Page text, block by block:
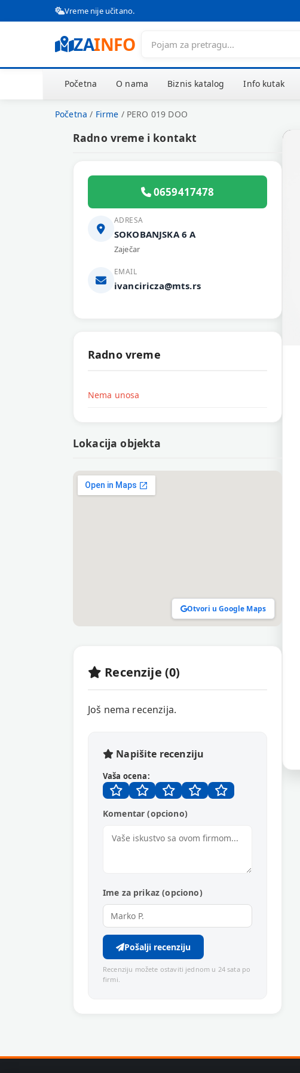
Vreme nije učitano.
ZAINFO
Početna O nama Biznis katalog Info kutak
Početna / Firme / PERO 019 DOO
Radno vreme i kontakt
0659417478
ADRESA
SOKOBANJSKA 6 A
Zaječar
EMAIL
ivanciricza@mts.rs
Radno vreme
Nema unosa
Lokacija objekta
Otvori u Google Maps
Recenzije (0)
Još nema recenzija.
Napišite recenziju
Vaša ocena:
Komentar (opciono)
Ime za prikaz (opciono)
Pošalji recenziju
Recenziju možete ostaviti jednom u 24 sata po
firmi.